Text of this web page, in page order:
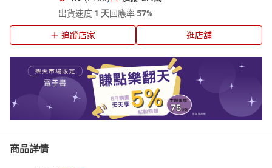
出貨速度 1 天回應率57%
追蹤店家 逛店舖
商品詳情